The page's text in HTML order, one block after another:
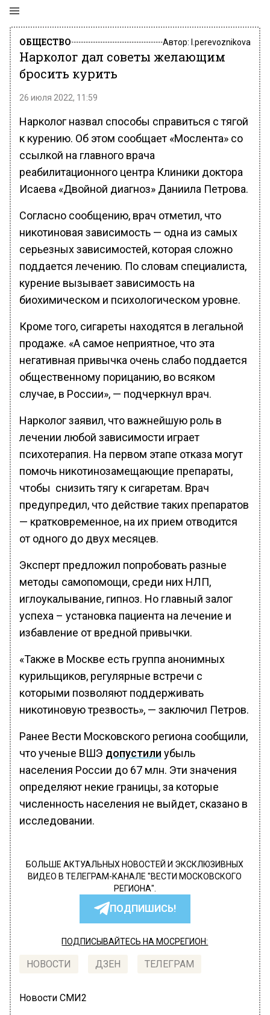
ОБЩЕСТВО Автор: l.perevoznikova
Нарколог дал советы желающим
бросить курить
26 июля 2022, 11:59
Нарколог назвал способы справиться с тягой
к курению. Об этом сообщает «Мослента» со
ссылкой на главного врача
реабилитационного центра Клиники доктора
Исаева «Двойной диагноз» Даниила Петрова.
Согласно сообщению, врач отметил, что
никотиновая зависимость — одна из самых
серьезных зависимостей, которая сложно
поддается лечению. По словам специалиста,
курение вызывает зависимость на
биохимическом и психологическом уровне.
Кроме того, сигареты находятся в легальной
продаже. «А самое неприятное, что эта
негативная привычка очень слабо поддается
общественному порицанию, во всяком
случае, в России», — подчеркнул врач.
Нарколог заявил, что важнейшую роль в
лечении любой зависимости играет
психотерапия. На первом этапе отказа могут
помочь никотинозамещающие препараты,
чтобы снизить тягу к сигаретам. Врач
предупредил, что действие таких препаратов
— кратковременное, на их прием отводится
от одного до двух месяцев.
Эксперт предложил попробовать разные
методы самопомощи, среди них НЛП,
иглоукалывание, гипноз. Но главный залог
успеха – установка пациента на лечение и
избавление от вредной привычки.
«Также в Москве есть группа анонимных
курильщиков, регулярные встречи с
которыми позволяют поддерживать
никотиновую трезвость», — заключил Петров.
Ранее Вести Московского региона сообщили,
что ученые ВШЭ допустили убыль
населения России до 67 млн. Эти значения
определяют некие границы, за которые
численность населения не выйдет, сказано в
исследовании.
БОЛЬШЕ АКТУАЛЬНЫХ НОВОСТЕЙ И ЭКСКЛЮЗИВНЫХ
ВИДЕО В ТЕЛЕГРАМ-КАНАЛЕ "ВЕСТИ МОСКОВСКОГО
РЕГИОНА".
ПОДПИШИСЬ!
ПОДПИСЫВАЙТЕСЬ НА МОСРЕГИОН:
НОВОСТИ ДЗЕН ТЕЛЕГРАМ
Новости СМИ2